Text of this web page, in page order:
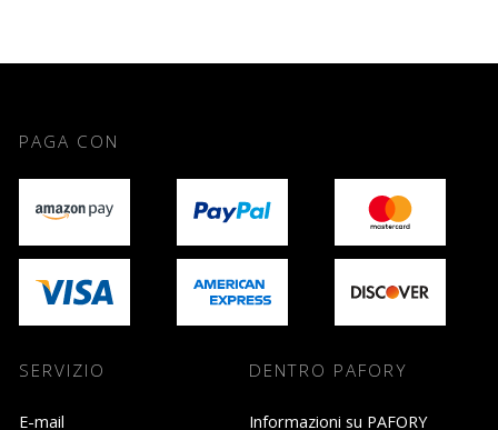
PAGA CON
SERVIZIO
E-mail
DENTRO PAFORY
Informazioni su PAFORY